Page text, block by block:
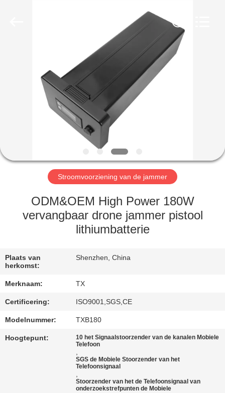
PRODUCTEN
ONGEVEER
FABRIEKSREIS
KWALITEITSCONTROLE
CONTACTEER
BLOGGEN
VERZOEK
Stroomvoorziening van de jammer
ODM&OEM High Power 180W
vervangbaar drone jammer pistool
lithiumbatterie
Plaats van
herkomst:
Shenzhen, China
Merknaam: TX
Certificering: ISO9001,SGS,CE
Modelnummer: TXB180
Hoogtepunt:
10 het Signaalstoorzender van de kanalen Mobiele
Telefoon
,
SGS de Mobiele Stoorzender van het
Telefoonsignaal
,
Stoorzender van het de Telefoonsignaal van
onderzoekstrefpunten de Mobiele